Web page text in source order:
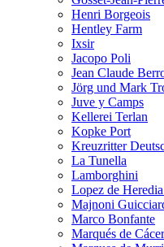
Henri Borgeois
Hentley Farm
Ixsir
Jacopo Poli
Jean Claude
Jörg und Mark
Juve y Camps
Kellerei Terlan
Kopke Port
Kreuzritter
La Tunella
Lamborghini
Lopez de
Majnoni
Marco Bonfante
Marqués de